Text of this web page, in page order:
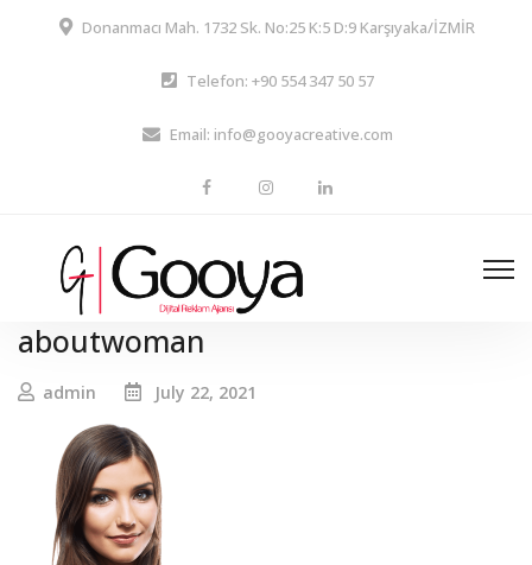
Donanmacı Mah. 1732 Sk. No:25 K:5 D:9 Karşıyaka/İZMİR
Telefon: +90 554 347 50 57
Email: info@gooyacreative.com
aboutwoman
admin July 22, 2021